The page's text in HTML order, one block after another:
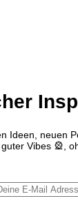
Ideen, neuen
Vibes 🎡,